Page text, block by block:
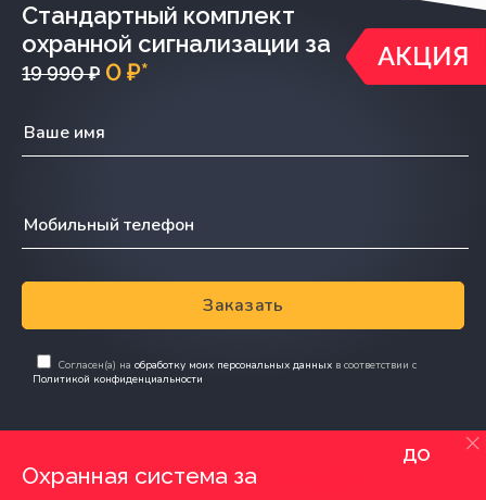
Стандартный комплект
охранной сигнализации за
19 990 ₽ 0 ₽*
Заказать
Согласен(а) на обработку моих персональных данных в соответствии с
Политикой конфиденциальности
Охранная система за
до